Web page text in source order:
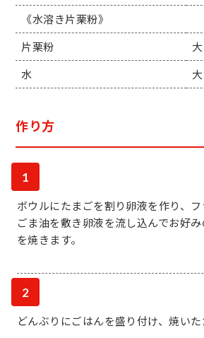
《水溶き片栗粉》
片栗粉
水
作り方
1
ボウルにたまごを割り卵液を作り、フ
ごま油を敷き卵液を流し込んでお好
を焼きます。
2
どんぶりにごはんを盛り付け、焼いた